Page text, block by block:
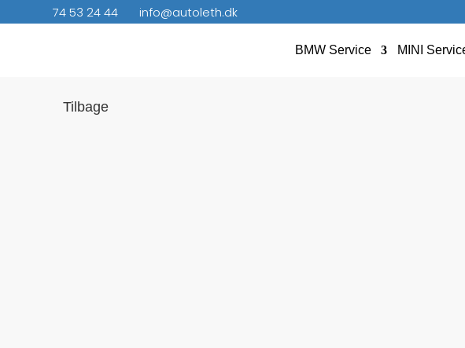
74 53 24 44 info@autoleth.dk
BMW Service MINI
Tilbage